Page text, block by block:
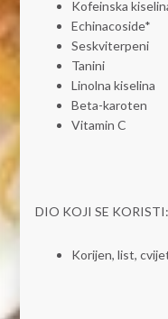
Kofeinska
Echinacoside*
Seskviterpeni
Tanini
Linolna kiselina
Beta-karoten
Vitamin C
DIO KOJI SE KORISTI:
Korijen, list,